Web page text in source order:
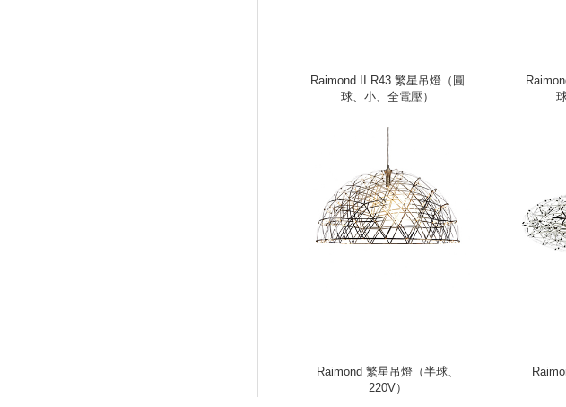
Raimond II R43 繁星吊燈（圓
球、小、全電壓）
Raimond 繁星吊燈（半球、
220V）